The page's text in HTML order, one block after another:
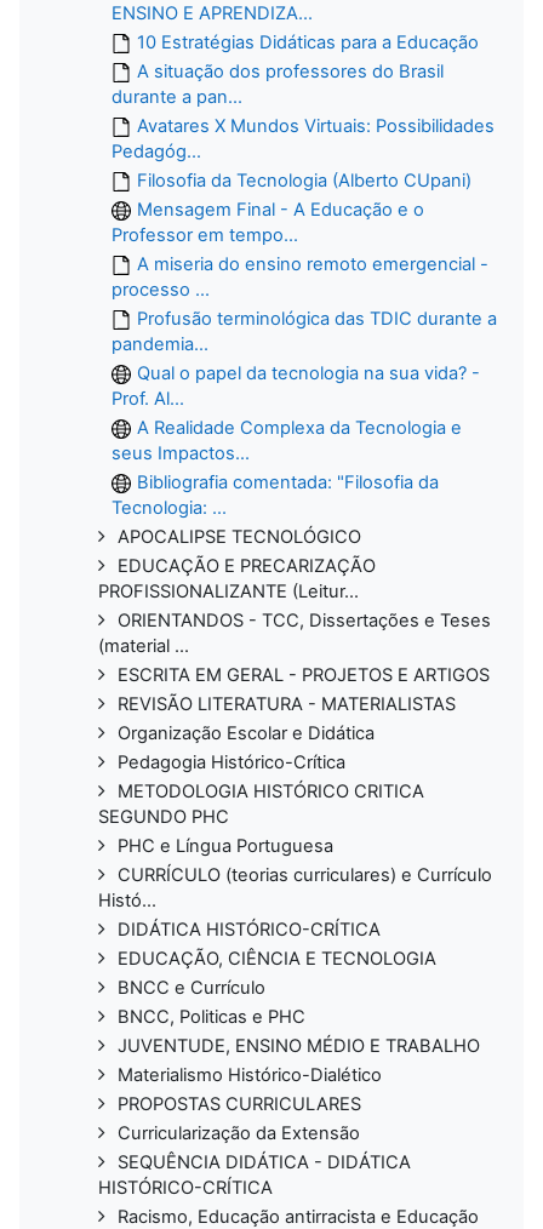
ENSINO E APRENDIZA...
10 Estratégias Didáticas para a Educação
A situação dos professores do Brasil
durante a pan...
Avatares X Mundos Virtuais: Possibilidades
Pedagóg...
Filosofia da Tecnologia (Alberto CUpani)
Mensagem Final - A Educação e o
Professor em tempo...
A miseria do ensino remoto emergencial -
processo ...
Profusão terminológica das TDIC durante a
pandemia...
Qual o papel da tecnologia na sua vida? -
Prof. Al...
A Realidade Complexa da Tecnologia e
seus Impactos...
Bibliografia comentada: "Filosofia da
Tecnologia: ...
APOCALIPSE TECNOLÓGICO
EDUCAÇÃO E PRECARIZAÇÃO
PROFISSIONALIZANTE (Leitur...
ORIENTANDOS - TCC, Dissertações e Teses
(material ...
ESCRITA EM GERAL - PROJETOS E ARTIGOS
REVISÃO LITERATURA - MATERIALISTAS
Organização Escolar e Didática
Pedagogia Histórico-Crítica
METODOLOGIA HISTÓRICO CRITICA
SEGUNDO PHC
PHC e Língua Portuguesa
CURRÍCULO (teorias curriculares) e Currículo
Histó...
DIDÁTICA HISTÓRICO-CRÍTICA
EDUCAÇÃO, CIÊNCIA E TECNOLOGIA
BNCC e Currículo
BNCC, Politicas e PHC
JUVENTUDE, ENSINO MÉDIO E TRABALHO
Materialismo Histórico-Dialético
PROPOSTAS CURRICULARES
Curricularização da Extensão
SEQUÊNCIA DIDÁTICA - DIDÁTICA
HISTÓRICO-CRÍTICA
Racismo, Educação antirracista e Educação